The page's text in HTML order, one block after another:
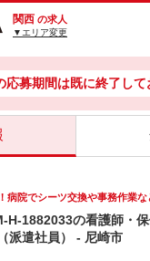
関西 の求人
▼エリア変更
応募期間は既に終了して
院でシーツ交換や事務作業な
1882033の看護師・
派遣社員） - 尼崎市